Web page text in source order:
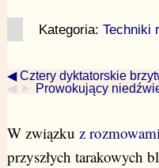
Kategoria: Techniki
◀ Cztery dyktatorskie
◀ ► Prowokujący
W związku z
przyszłych tarakowych